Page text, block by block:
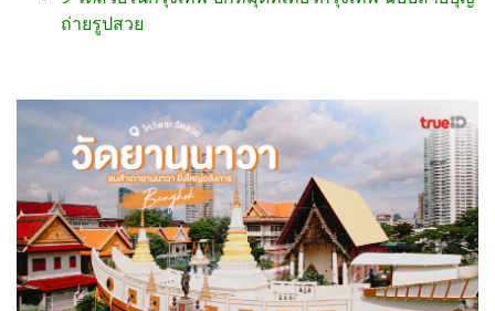
ถ่ายรูปสวย